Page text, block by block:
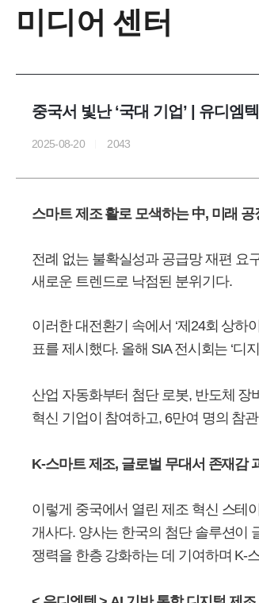
미디어 센터
중국서 빛난 ‘국대 기업’ | 유디엠
2025-08-20 2043
스마트 제조 활로 모색하는 中, 미래 공
전례 없는 불확실성과 공급망 재편 요
새로운 트렌드로 낙점된 분위기다.
이러한 대전환기 속에서 ‘제24회 상하
표를 제시했다. 올해 SIA 전시회는 ‘디
산업 자동화부터 첨단 로봇, 반도체 장
혁신 기업이 참여하고, 6만여 명의 참
K-스마트 제조, 글로벌 무대서 존재감
이렇게 중국에서 열린 제조 혁신 스테
개사다. 양사는 한국의 첨단 솔루션이
쟁력을 한층 강화하는 데 기여하며 K-